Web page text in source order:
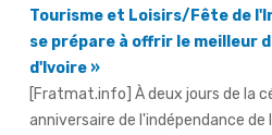
d'Ivoire »
[Fratmat.info] À deux jours de la
anniversaire de l'indépendance de
du Tourisme ...
Fête de l'indépendance -